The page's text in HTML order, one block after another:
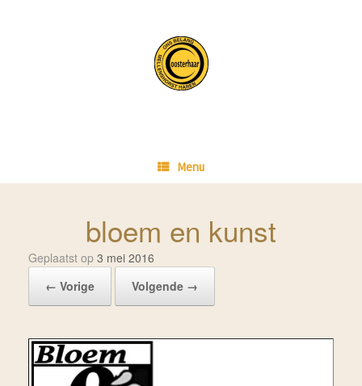
Menu
bloem en kunst
Geplaatst op 3 mei 2016
← Vorige
Volgende →